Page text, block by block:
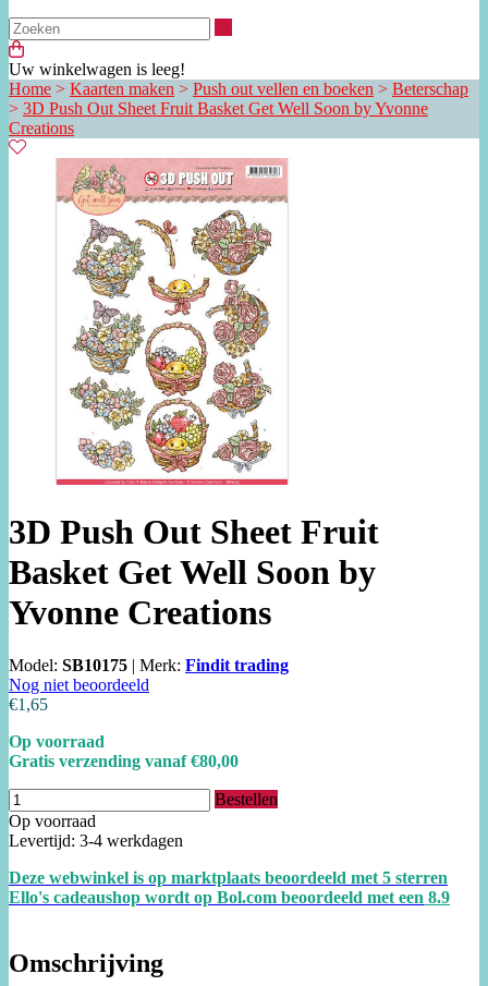
Uw winkelwagen is leeg!
Home > Kaarten maken > Push out vellen en boeken > Beterschap
> 3D Push Out Sheet Fruit Basket Get Well Soon by Yvonne
Creations
3D Push Out Sheet Fruit
Basket Get Well Soon by
Yvonne Creations
Model: SB10175 | Merk: Findit trading
Nog niet beoordeeld
€1,65
Op voorraad
Gratis verzending vanaf €80,00
Bestellen
Op voorraad
Levertijd: 3-4 werkdagen
Deze webwinkel is op marktplaats beoordeeld met 5 sterren
Ello's cadeaushop wordt op Bol.com beoordeeld met een 8.9
Omschrijving